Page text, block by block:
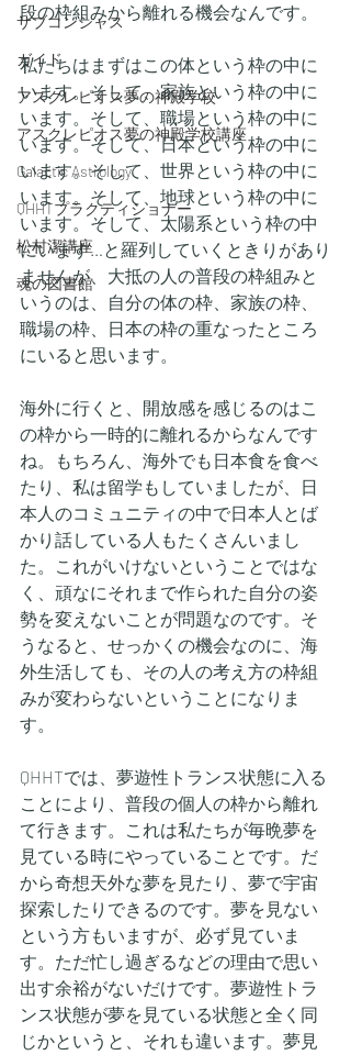
サブコンシャス
ガイド
アスクレピオス夢の神殿学校
アスクレピオス夢の神殿学校講座
Galactic Astrology
QHHTプラクティショナー
松村潔講座
魂の図書館
段の枠組みから離れる機会なんです。
私たちはまずはこの体という枠の中に
います。そして、家族という枠の中に
います。そして、職場という枠の中に
います。そして、日本という枠の中に
います。そして、世界という枠の中に
います。そして、地球という枠の中に
います。そして、太陽系という枠の中
にいます…と羅列していくときりがあり
ませんが、大抵の人の普段の枠組みと
いうのは、自分の体の枠、家族の枠、
職場の枠、日本の枠の重なったところ
にいると思います。
海外に行くと、開放感を感じるのはこ
の枠から一時的に離れるからなんです
ね。もちろん、海外でも日本食を食べ
たり、私は留学もしていましたが、日
本人のコミュニティの中で日本人とば
かり話している人もたくさんいまし
た。これがいけないということではな
く、頑なにそれまで作られた自分の姿
勢を変えないことが問題なのです。そ
うなると、せっかくの機会なのに、海
外生活しても、その人の考え方の枠組
みが変わらないということになりま
す。
QHHTでは、夢遊性トランス状態に入る
ことにより、普段の個人の枠から離れ
て行きます。これは私たちが毎晩夢を
見ている時にやっていることです。だ
から奇想天外な夢を見たり、夢で宇宙
探索したりできるのです。夢を見ない
という方もいますが、必ず見ていま
す。ただ忙し過ぎるなどの理由で思い
出す余裕がないだけです。夢遊性トラ
ンス状態が夢を見ている状態と全く同
じかというと、それも違います。夢見